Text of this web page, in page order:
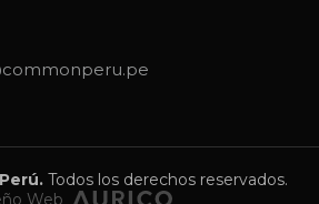
Todos los derechos reservados.
Web